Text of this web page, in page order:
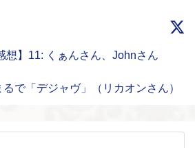
想】11: くぁんさん、Johnさん
るで「デジャヴ」（リカオンさん）